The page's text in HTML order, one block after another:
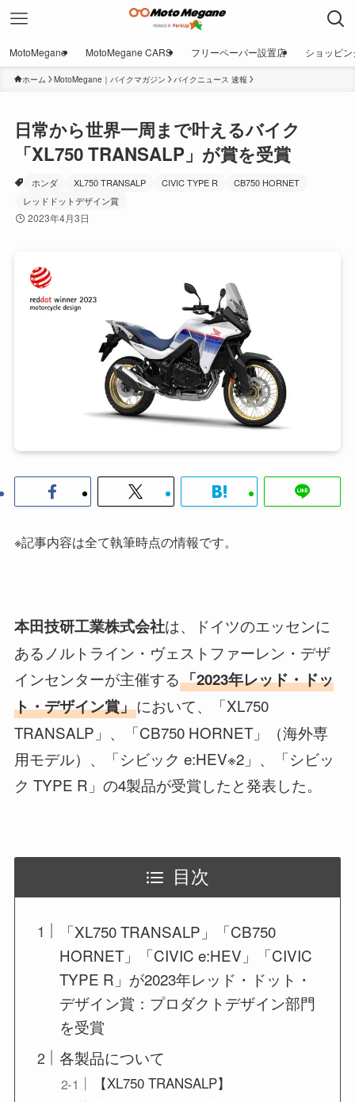
MotoMegane MotoMegane CARS フリーペーパー設置店 ショッピン
ホーム MotoMegane｜バイクマガジン バイクニュース 速報
日常から世界一周まで叶えるバイク
「XL750 TRANSALP」が賞を受賞
ホンダ XL750 TRANSALP CIVIC TYPE R
CB750 HORNET
レッドドットデザイン賞
2023年4月3日
※記事内容は全て執筆時点の情報です。
本田技研工業株式会社は、ドイツのエッセンに
あるノルトライン・ヴェストファーレン・デザ
インセンターが主催する「2023年レッド・ドッ
ト・デザイン賞」において、「XL750
TRANSALP」、「CB750 HORNET」（海外専
用モデル）、「シビック e:HEV※2」、「シビッ
ク TYPE R」の4製品が受賞したと発表した。
目次
「XL750 TRANSALP」「CB750
HORNET」「CIVIC e:HEV」「CIVIC
TYPE R」が2023年レッド・ドット・
デザイン賞：プロダクトデザイン部門
を受賞
各製品について
【XL750 TRANSALP】